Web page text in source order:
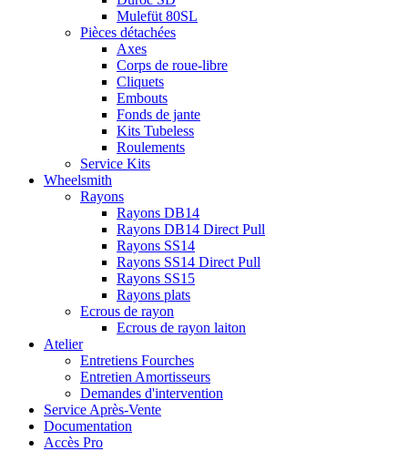
Mulefüt 80SL
Pièces détachées
Axes
Corps de roue-libre
Cliquets
Embouts
Fonds de jante
Kits Tubeless
Roulements
Service Kits
Wheelsmith
Rayons
Rayons DB14
Rayons DB14 Direct Pull
Rayons SS14
Rayons SS14 Direct Pull
Rayons SS15
Rayons plats
Ecrous de rayon
Ecrous de rayon laiton
Atelier
Entretiens Fourches
Entretien Amortisseurs
Demandes d'intervention
Service Après-Vente
Documentation
Accès Pro